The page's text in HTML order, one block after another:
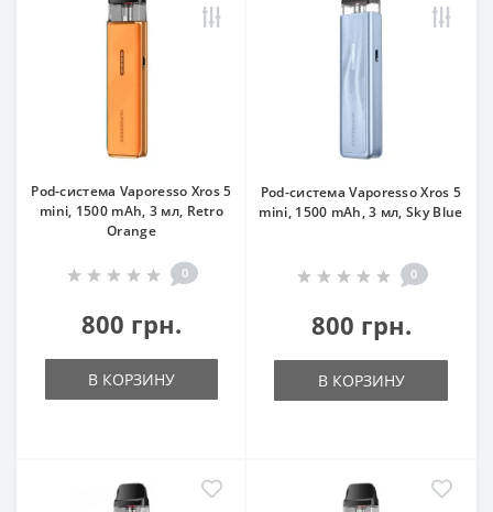
Pod-система Vaporesso Xros 5
mini, 1500 mAh, 3 мл, Retro
Orange
0
800 грн.
В КОРЗИНУ
Pod-система Vaporesso Xros 5
mini, 1500 mAh, 3 мл, Sky Blue
0
800 грн.
В КОРЗИНУ